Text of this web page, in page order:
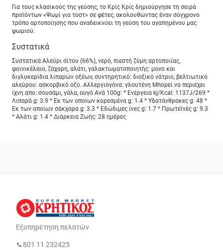
Για τους κλασικούς της γεύσης, το Κρίς Κρίς δημιούργησε τη σειρά
προϊόντων «Ψωμί για τοστ» σε φέτες, ακολουθώντας έναν σύγχρονο
τρόπο αρτοποίησης που αναδεικνύει τη γεύση του αγαπημένου μας
ψωμιού.
Συστατικά
Συστατικά:Αλεύρι σίτου (66%), νερό, πιεστή ζύμη αρτοποιίας,
φοινικέλαιο, ζάχαρη, αλάτι, γαλακτωματοποιητής: μονο και
διγλυκερίδια λιπαρών οξέων, συντηρητικό: διοξικό νάτριο, βελτιωτικό
αλεύρου: ασκορβικό οξύ. Αλλεργιογόνα: γλουτένη Μπορεί να περιέχει
ίχνη απο: σουσάμι, γάλα, αυγό Ανά 100g: * Ενέργεια kj/Kcal: 1137J/269 *
Λιπαρά g: 3.9 * Eκ των οποίων κορεσμένα g: 1.4 * Υδατάνθρακες g: 48 *
Eκ των οποίων σάκχαρα g: 3.3 * Εδώδιμες ίνες g: 1.7 * Πρωτεϊνές g: 9.3
* Αλάτι g: 1.4 * Διάρκεια Ζωής: 28 ημέρες
Εξυπηρέτηση πελατών
801 11 232425